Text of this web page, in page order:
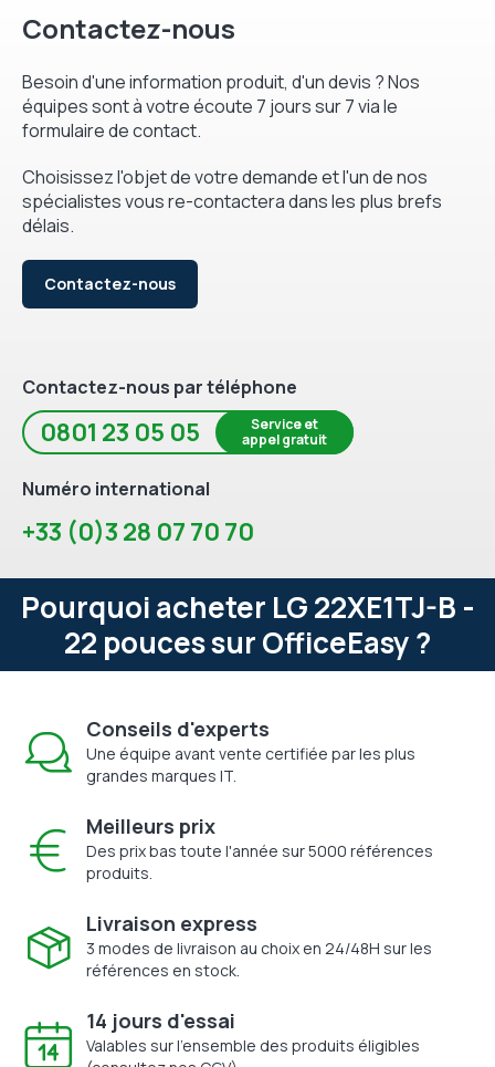
Contactez-nous
Besoin d'une information produit, d'un devis ? Nos
équipes sont à votre écoute 7 jours sur 7 via le
formulaire de contact.
Choisissez l'objet de votre demande et l'un de nos
spécialistes vous re-contactera dans les plus brefs
délais.
Contactez-nous
Contactez-nous par téléphone
0801 23 05 05
Service et
appel gratuit
Numéro international
+33 (0)3 28 07 70 70
Pourquoi acheter LG 22XE1TJ-B -
22 pouces sur OfficeEasy ?
Conseils d'experts
Une équipe avant vente certifiée par les plus
grandes marques IT.
Meilleurs prix
Des prix bas toute l'année sur 5000 références
produits.
Livraison express
3 modes de livraison au choix en 24/48H sur les
références en stock.
14 jours d'essai
Valables sur l'ensemble des produits éligibles